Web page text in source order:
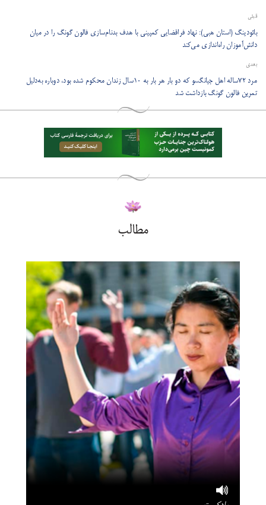
قبلی
بائودینگ (استان هبی): نهاد فراقضایی کمپینی با هدف بدنام‌سازی فالون گونگ را در میان
دانش‌آموزان راه‌اندازی می‌کند
بعدی
مرد ۷۲ساله اهل جیانگسو که دو بار هر بار به ۱۰سال زندان محکوم شده بود، دوباره به‌دلیل
تمرین فالون گونگ بازداشت شد
مطالب